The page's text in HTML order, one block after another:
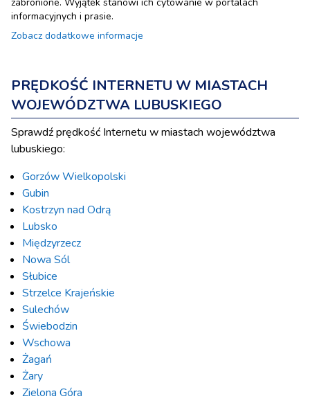
informacyjnych i prasie.
Zobacz dodatkowe informacje
PRĘDKOŚĆ INTERNETU W MIASTACH
WOJEWÓDZTWA LUBUSKIEGO
Sprawdź prędkość Internetu w miastach województwa
lubuskiego:
Gorzów Wielkopolski
Gubin
Kostrzyn nad Odrą
Lubsko
Międzyrzecz
Nowa Sól
Słubice
Strzelce Krajeńskie
Sulechów
Świebodzin
Wschowa
Żagań
Żary
Zielona Góra